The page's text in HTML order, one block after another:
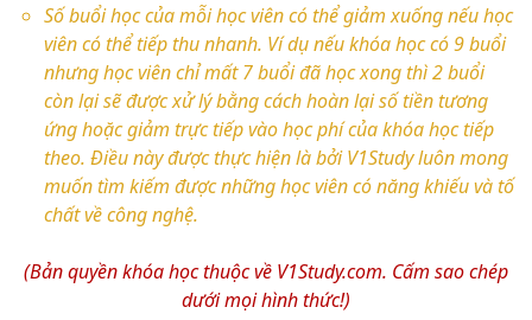
Số buổi học của mỗi học viên có thể giảm xuống nếu học
viên có thể tiếp thu nhanh. Ví dụ nếu khóa học có 9 buổi
nhưng học viên chỉ mất 7 buổi đã học xong thì 2 buổi
còn lại sẽ được xử lý bằng cách hoàn lại số tiền tương
ứng hoặc giảm trực tiếp vào học phí của khóa học tiếp
theo. Điều này được thực hiện là bởi V1Study luôn mong
muốn tìm kiếm được những học viên có năng khiếu và tố
chất về công nghệ.
(Bản quyền khóa học thuộc về V1Study.com. Cấm sao chép
dưới mọi hình thức!)